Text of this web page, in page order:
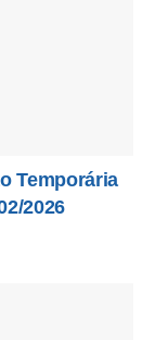
Temporária
2026